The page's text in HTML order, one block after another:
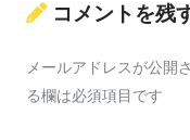
コメントを残
メールアドレスが公開
る欄は必須項目です